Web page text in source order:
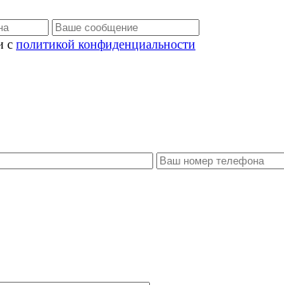
с политикой конфиденциальности